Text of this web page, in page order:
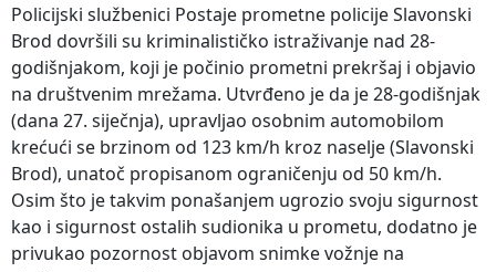
Policijski službenici Postaje prometne policije Slavonski
Brod dovršili su kriminalističko istraživanje nad 28-
godišnjakom, koji je počinio prometni prekršaj i objavio
na društvenim mrežama. Utvrđeno je da je 28-godišnjak
(dana 27. siječnja), upravljao osobnim automobilom
krećući se brzinom od 123 km/h kroz naselje (Slavonski
Brod), unatoč propisanom ograničenju od 50 km/h.
Osim što je takvim ponašanjem ugrozio svoju sigurnost
kao i sigurnost ostalih sudionika u prometu, dodatno je
privukao pozornost objavom snimke vožnje na